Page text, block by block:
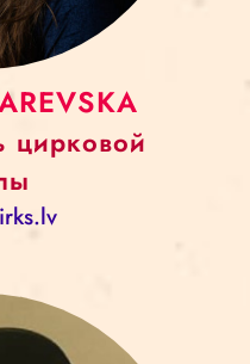
цирковой